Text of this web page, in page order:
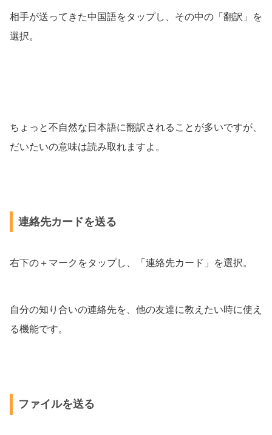
相手が送ってきた中国語をタップし、その中の「翻訳」を
選択。
ちょっと不自然な日本語に翻訳されることが多いですが、
だいたいの意味は読み取れますよ。
連絡先カードを送る
右下の＋マークをタップし、「連絡先カード」を選択。
自分の知り合いの連絡先を、他の友達に教えたい時に使え
る機能です。
ファイルを送る